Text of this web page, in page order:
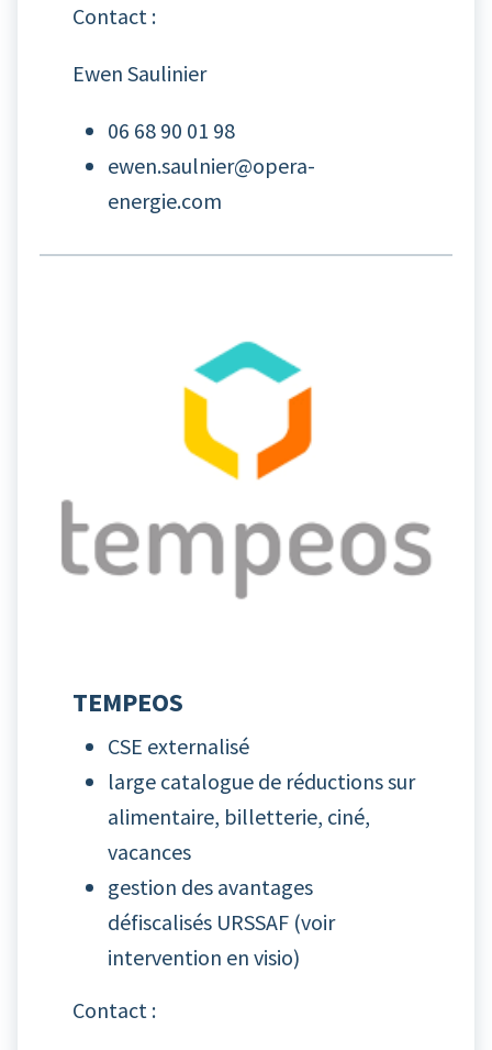
Contact :
Ewen Saulinier
06 68 90 01 98
ewen.saulnier@opera-
energie.com
TEMPEOS
CSE externalisé
large catalogue de réductions sur
alimentaire, billetterie, ciné,
vacances
gestion des avantages
défiscalisés URSSAF (voir
intervention en visio)
Contact :